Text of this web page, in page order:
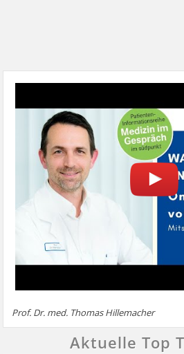
Prof. Dr. med. Thomas Hillemacher
Aktuelle Top